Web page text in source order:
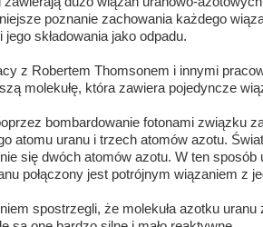
poznanie zachowania każdego
składowania jako odpadu.
z Robertem Thomsonem i innymi
molekułę, która zawiera pojedyncze
bombardowanie fotonami związku
atomu uranu i trzech atomów azotu.
się dwóch atomów azotu. W ten
połączony jest potrójnym wiązaniem z
spostrzegli, że molekuła azotku uranu